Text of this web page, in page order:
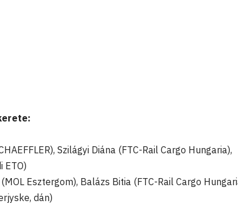
Szilágyi Diána (FTC-Rail Cargo Hungaria),
ETO)
Esztergom), Balázs Bitia (FTC-Rail Cargo
dán)